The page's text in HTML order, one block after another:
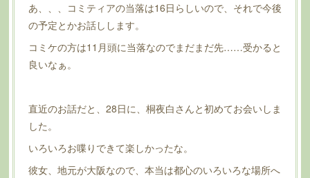
あ、、、コミティアの当落は16日らしいので、それで今後
の予定とかお話しします。
コミケの方は11月頭に当落なのでまだまだ先……受かると
良いなぁ。
直近のお話だと、28日に、桐夜白さんと初めてお会いしま
した。
いろいろお喋りできて楽しかったな。
彼女、地元が大阪なので、本当は都心のいろいろな場所へ